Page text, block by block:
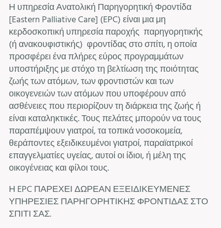
Η υπηρεσία Ανατολική Παρηγορητική Φροντίδα
[Eastern Palliative Care] (EPC) είναι μια μη
κερδοσκοπική υπηρεσία παροχής παρηγορητικής
(ή ανακουφιστικής) φροντίδας στο σπίτι, η οποία
προσφέρει ένα πλήρες εύρος προγραμμάτων
υποστήριξης με στόχο τη βελτίωση της ποιότητας
ζωής των ατόμων, των φροντιστών και των
οικογενειών των ατόμων που υποφέρουν από
ασθένειες που περιορίζουν τη διάρκεια της ζωής ή
είναι καταληκτικές. Τους πελάτες μπορούν να τους
παραπέμψουν γιατροί, τα τοπικά νοσοκομεία,
θεράποντες εξειδικευμένοι γιατροί, παραϊατρικοί
επαγγελματίες υγείας, αυτοί οι ίδιοι, ή μέλη της
οικογένειας και φίλοι τους.
Η EPC ΠΑΡΕΧΕΙ ΔΩΡΕΑΝ ΕΞΕΙΔΙΚΕΥΜΕΝΕΣ
ΥΠΗΡΕΣΙΕΣ ΠΑΡΗΓΟΡΗΤΙΚΗΣ ΦΡΟΝΤΙΔΑΣ ΣΤΟ
ΣΠΙΤΙ ΣΑΣ.